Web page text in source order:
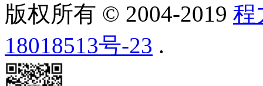
版权所有 © 2004-2019 程
18018513号-23 .